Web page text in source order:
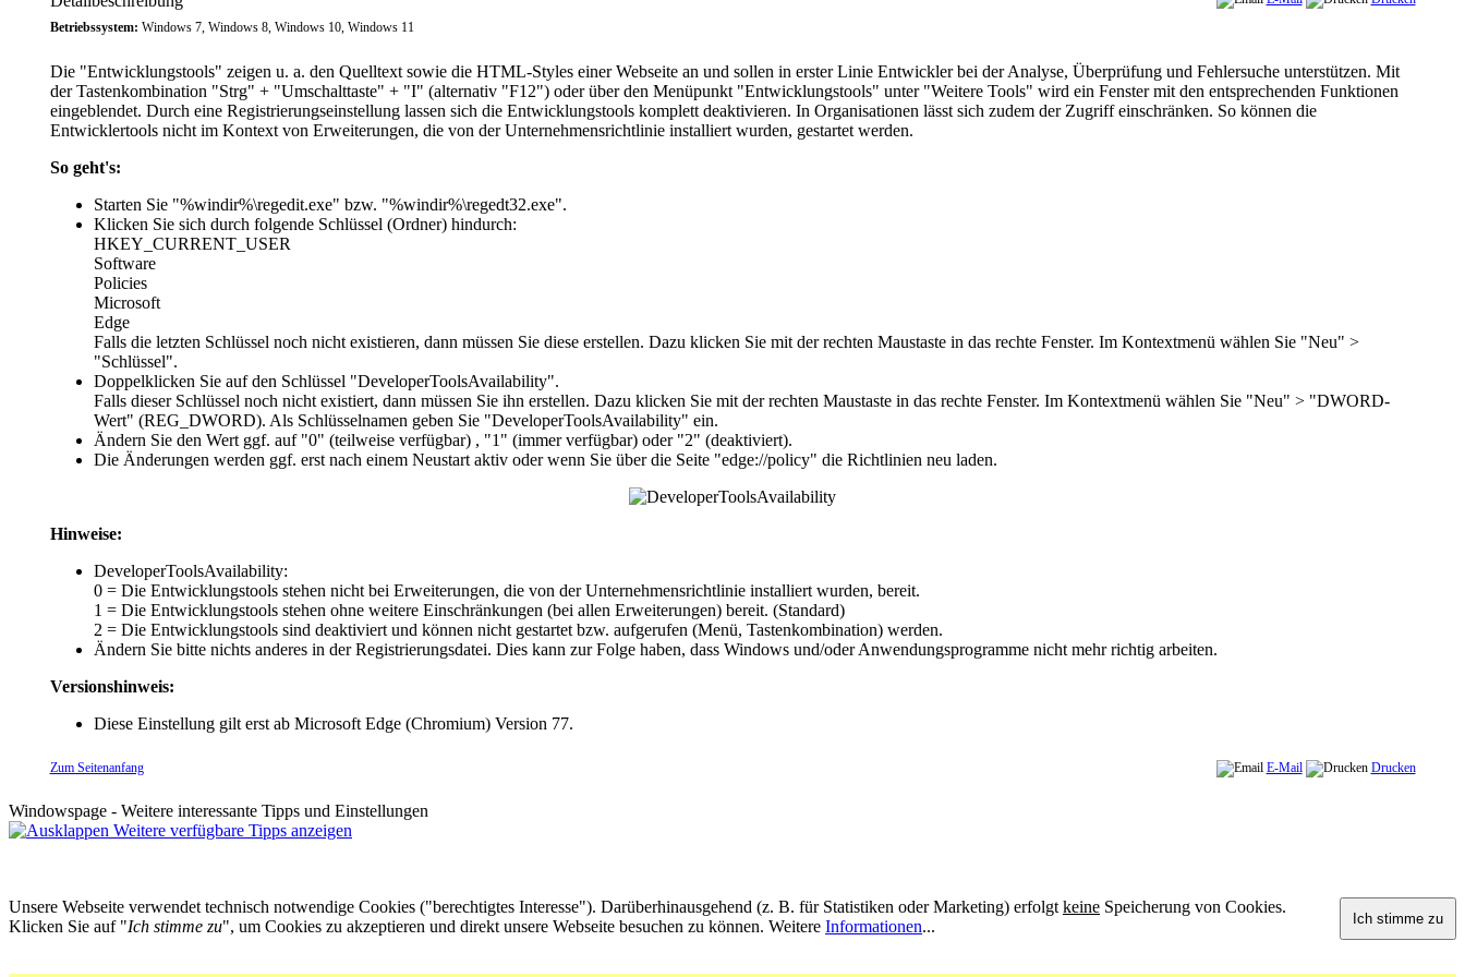
Betriebssystem: Windows 7, Windows 8, Windows 10, Windows 11
Die "Entwicklungstools" zeigen u. a. den Quelltext sowie die HTML-Styles einer Webseite an und sollen in erster Linie Entwickler bei der Analyse, Überprüfung und Fehlersuche unterstützen. Mit
der Tastenkombination "Strg" + "Umschalttaste" + "I" (alternativ "F12") oder über den Menüpunkt "Entwicklungstools" unter "Weitere Tools" wird ein Fenster mit den entsprechenden Funktionen
eingeblendet. Durch eine Registrierungseinstellung lassen sich die Entwicklungstools komplett deaktivieren. In Organisationen lässt sich zudem der Zugriff einschränken. So können die
Entwicklertools nicht im Kontext von Erweiterungen, die von der Unternehmensrichtlinie installiert wurden, gestartet werden.
So geht's:
Starten Sie "%windir%\regedit.exe" bzw. "%windir%\regedt32.exe".
Klicken Sie sich durch folgende Schlüssel (Ordner) hindurch:
HKEY_CURRENT_USER
Software
Policies
Microsoft
Edge
Falls die letzten Schlüssel noch nicht existieren, dann müssen Sie diese erstellen. Dazu klicken Sie mit der rechten Maustaste in das rechte Fenster. Im Kontextmenü wählen Sie "Neu" >
"Schlüssel".
Doppelklicken Sie auf den Schlüssel "DeveloperToolsAvailability".
Falls dieser Schlüssel noch nicht existiert, dann müssen Sie ihn erstellen. Dazu klicken Sie mit der rechten Maustaste in das rechte Fenster. Im Kontextmenü wählen Sie "Neu" > "DWORD-
Wert" (REG_DWORD). Als Schlüsselnamen geben Sie "DeveloperToolsAvailability" ein.
Ändern Sie den Wert ggf. auf "0" (teilweise verfügbar) , "1 " (immer verfügbar) oder "2" (deaktiviert).
Die Änderungen werden ggf. erst nach einem Neustart aktiv oder wenn Sie über die Seite "edge://policy" die Richtlinien neu laden.
Hinweise:
DeveloperToolsAvailability:
0 = Die Entwicklungstools stehen nicht bei Erweiterungen, die von der Unternehmensrichtlinie installiert wurden, bereit.
1 = Die Entwicklungstools stehen ohne weitere Einschränkungen (bei allen Erweiterungen) bereit. (Standard)
2 = Die Entwicklungstools sind deaktiviert und können nicht gestartet bzw. aufgerufen (Menü, Tastenkombination) werden.
Ändern Sie bitte nichts anderes in der Registrierungsdatei. Dies kann zur Folge haben, dass Windows und/oder Anwendungsprogramme nicht mehr richtig arbeiten.
Versionshinweis:
Diese Einstellung gilt erst ab Microsoft Edge (Chromium) Version 77.
Zum Seitenanfang E-Mail Drucken
Windowspage - Weitere interessante Tipps und Einstellungen
Weitere verfügbare Tipps anzeigen
Unsere Webseite verwendet technisch notwendige Cookies ("berechtigtes Interesse"). Darüberhinausgehend (z. B. für Statistiken oder Marketing) erfolgt keine Speicherung von Cookies.
Klicken Sie auf "Ich stimme zu", um Cookies zu akzeptieren und direkt unsere Webseite besuchen zu können. Weitere Informationen...